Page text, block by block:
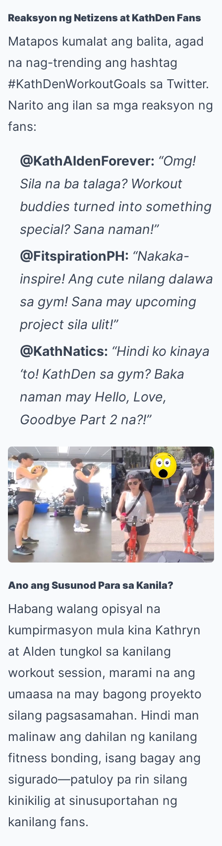
Reaksyon ng Netizens at KathDen Fans
Matapos kumalat ang balita, agad
na nag-trending ang hashtag
#KathDenWorkoutGoals sa Twitter.
Narito ang ilan sa mga reaksyon ng
fans:
@KathAldenForever: “Omg!
Sila na ba talaga? Workout
buddies turned into something
special? Sana naman!”
@FitspirationPH: “Nakaka-
inspire! Ang cute nilang dalawa
sa gym! Sana may upcoming
project sila ulit!”
@KathNatics: “Hindi ko kinaya
‘to! KathDen sa gym? Baka
naman may Hello, Love,
Goodbye Part 2 na?!”
Ano ang Susunod Para sa Kanila?
Habang walang opisyal na
kumpirmasyon mula kina Kathryn
at Alden tungkol sa kanilang
workout session, marami na ang
umaasa na may bagong proyekto
silang pagsasamahan. Hindi man
malinaw ang dahilan ng kanilang
fitness bonding, isang bagay ang
sigurado—patuloy pa rin silang
kinikilig at sinusuportahan ng
kanilang fans.